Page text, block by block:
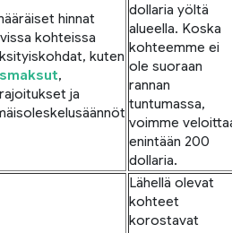
hinnat
kohteissa
kuten
,
ja
dollaria yöltä
alueella. Koska
kohteemme ei
ole suoraan
rannan
tuntumassa,
voimme
enintään 200
dollaria.
Lähellä olevat
kohteet
korostavat